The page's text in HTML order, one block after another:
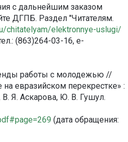
с дальнейшим заказом
ДГПБ. Раздел "Читателям.
chitatelyam/elektronnye-uslugi/
(863)264-03-16, e-
работы с молодежью //
евразийском перекрестке» :
Я. Аскарова, Ю. В. Гушул.
(дата обращения: